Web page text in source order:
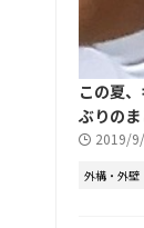
この夏
ぶりの
2019/
外構・外壁